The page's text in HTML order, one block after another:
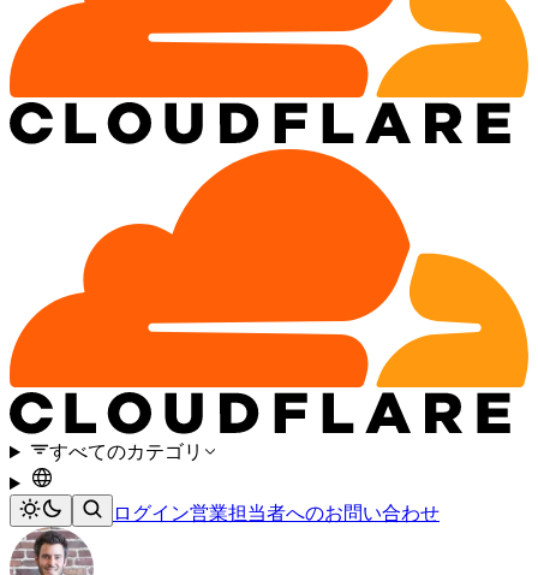
すべてのカテゴリ
ログイン営業担当者へのお問い合わせ